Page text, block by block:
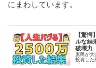
にまわしています。
【驚
ルな結
破壊力
庶民が大
投資した